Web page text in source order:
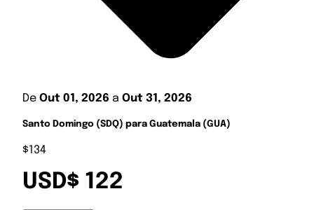
De Out 01, 2026 a Out 31, 2026
Santo Domingo (SDQ) para Guatemala (GUA)
$134
USD$ 122